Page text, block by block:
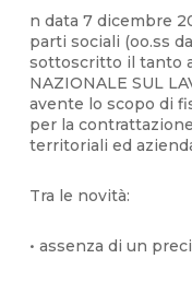
n data 7 dicembre
parti sociali (oo.ss
sottoscritto il tanto
NAZIONALE SUL
avente lo scopo di
per la
territoriali ed
Tra le novità:
• assenza di un